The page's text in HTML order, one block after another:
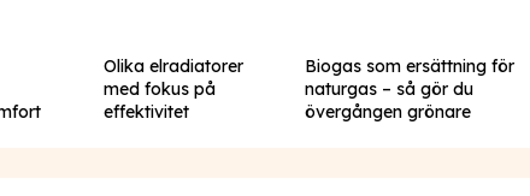
Olika elradiatorer
med fokus på
effektivitet
Biogas som ersättning för
naturgas – så gör du
övergången grönare